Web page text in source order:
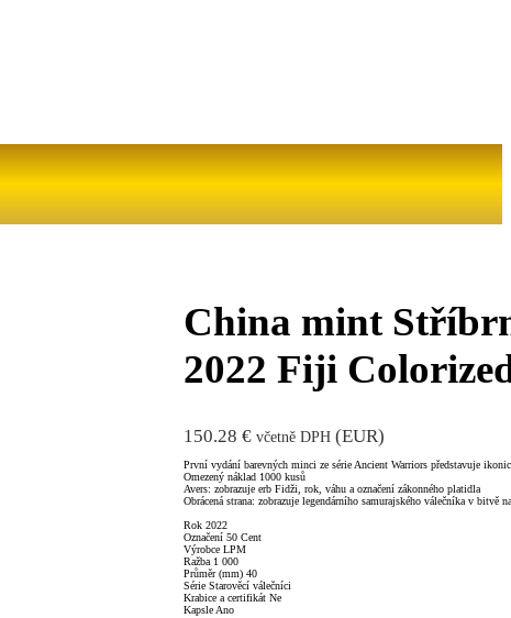
China mint
2022 Fiji
150.28€ včetně DPH (EUR)
První vydání barevných minci ze série Ancient Warriors představuje
Omezený náklad 1000 kusů
Avers: zobrazuje erb Fidži, rok, váhu a označení zákonného platidla
Obrácená strana: zobrazuje legendárního samurajského válečníka v bitvě
Rok 2022
Označení 50 Cent
Výrobce LPM
Ražba 1 000
Průměr (mm) 40
Série Starověcí válečníci
Krabice a certifikát Ne
Kapsle Ano